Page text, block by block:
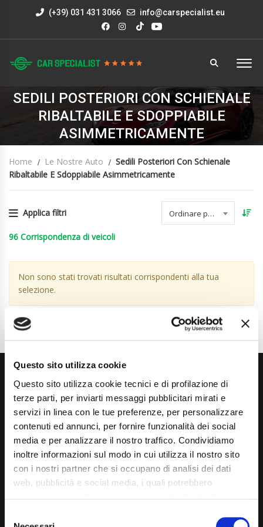
Questo sito utilizza cookie
Questo sito utilizza cookie tecnici e di profilazione di
terze parti, per inviarti messaggi pubblicitari mirati e
servizi in linea con le tue preferenze, per personalizzare
contenuti ed annunci, per fornire funzionalità dei social
media e per analizzare il nostro traffico. Condividiamo
inoltre informazioni sul modo in cui utilizza il nostro sito
con i nostri partner che si occupano di analisi dei dati
web, pubblicità e social media, i quali potrebbero
mera chiusura del banner non comporta l’accettazione
(+39) 031 431 3066 info@carspecialist.eu
SEDILI POSTERIORI CON SCHIENALE
RIBALTABILE E SDOPPIABILE
ASIMMETRICAMENTE
Home Le Nostre Auto
Sedili Posteriori Con Schienale
Ribaltabile E Sdoppiabile Asimmetricamente
Applica filtri Ordinare per data
96 Corrispondenza di veicoli
Non sono stati trovati risultati corrispondenti alla tua
selezione.
Via Giuditta Pasta 2, Como (CO) 22100
(+39) 031 431 3066
info@carspecialist.eu